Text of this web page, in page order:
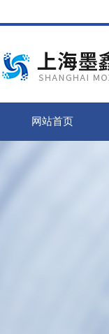
网站首页